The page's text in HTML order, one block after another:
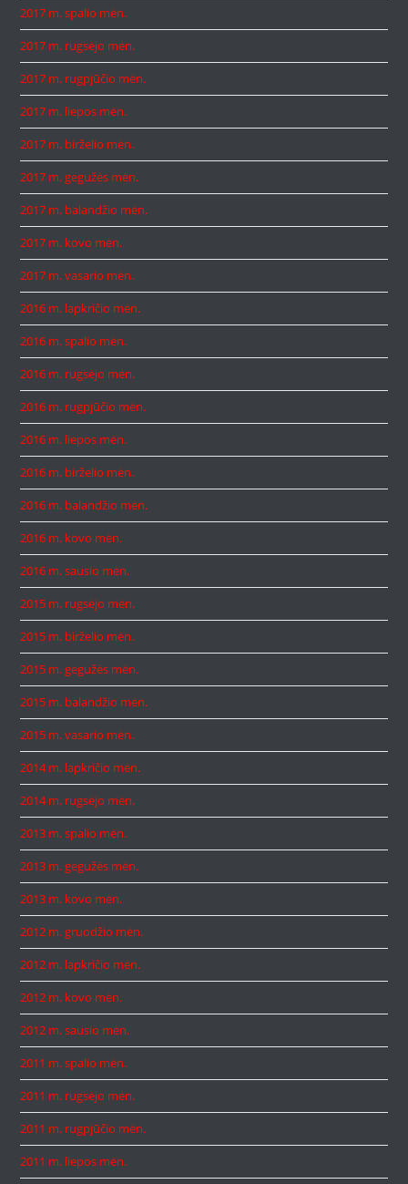
2017 m. spalio mėn.
2017 m. rugsėjo mėn.
2017 m. rugpjūčio mėn.
2017 m. liepos mėn.
2017 m. birželio mėn.
2017 m. gegužės mėn.
2017 m. balandžio mėn.
2017 m. kovo mėn.
2017 m. vasario mėn.
2016 m. lapkričio mėn.
2016 m. spalio mėn.
2016 m. rugsėjo mėn.
2016 m. rugpjūčio mėn.
2016 m. liepos mėn.
2016 m. birželio mėn.
2016 m. balandžio mėn.
2016 m. kovo mėn.
2016 m. sausio mėn.
2015 m. rugsėjo mėn.
2015 m. birželio mėn.
2015 m. gegužės mėn.
2015 m. balandžio mėn.
2015 m. vasario mėn.
2014 m. lapkričio mėn.
2014 m. rugsėjo mėn.
2013 m. spalio mėn.
2013 m. gegužės mėn.
2013 m. kovo mėn.
2012 m. gruodžio mėn.
2012 m. lapkričio mėn.
2012 m. kovo mėn.
2012 m. sausio mėn.
2011 m. spalio mėn.
2011 m. rugsėjo mėn.
2011 m. rugpjūčio mėn.
2011 m. liepos mėn.